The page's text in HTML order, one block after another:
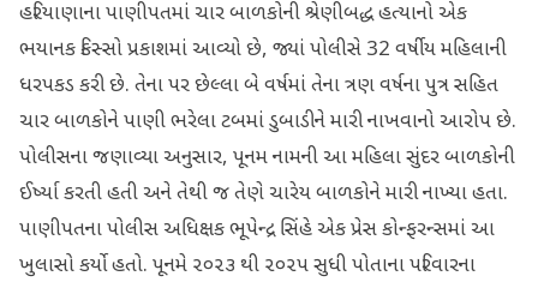
હરિયાણાના પાણીપતમાં ચાર બાળકોની શ્રેણીબદ્ધ હત્યાનો એક
ભયાનક કિસ્સો પ્રકાશમાં આવ્યો છે, જ્યાં પોલીસે 32 વર્ષીય મહિલાની
ધરપકડ કરી છે. તેના પર છેલ્લા બે વર્ષમાં તેના ત્રણ વર્ષના પુત્ર સહિત
ચાર બાળકોને પાણી ભરેલા ટબમાં ડુબાડીને મારી નાખવાનો આરોપ છે.
પોલીસના જણાવ્યા અનુસાર, પૂનમ નામની આ મહિલા સુંદર બાળકોની
ઈર્ષ્યા કરતી હતી અને તેથી જ તેણે ચારેય બાળકોને મારી નાખ્યા હતા.
પાણીપતના પોલીસ અધિક્ષક ભૂપેન્દ્ર સિંહે એક પ્રેસ કોન્ફરન્સમાં આ
ખુલાસો કર્યો હતો. પૂનમે ૨૦૨૩ થી ૨૦૨૫ સુધી પોતાના પરિવારના